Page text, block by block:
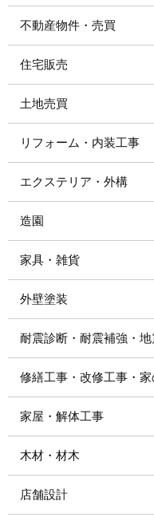
不動産物件・売買
住宅販売
土地売買
リフォーム・内装工事
エクステリア・外構
造園
家具・雑貨
外壁塗装
耐震診断・耐震補強・
修繕工事・改修工事・家
家屋・解体工事
木材・材木
店舗設計